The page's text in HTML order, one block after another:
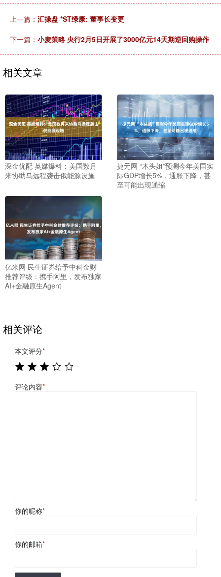
上一篇： 汇操盘 *ST绿康: 董事长变更
下一篇： 小麦策略 央行2月5日开展了3000亿元14天期逆回购操作
相关文章
深金优配 英媒爆料：美国数月
来协助乌远程袭击俄能源设施
捷元网 “木头姐”预测今年美国实
际GDP增长5%，通胀下降，甚
至可能出现通缩
亿米网 民生证券给予中科金财
推荐评级：携手阿里，发布独家
AI+金融原生Agent
相关评论
本文评分*
评论内容*
你的昵称*
你的邮箱*